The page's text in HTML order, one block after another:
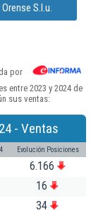
S.l.u.
por
entre 2023 y 2024 de
sus ventas:
- Ventas
Evolución Posiciones
6.166
16
34